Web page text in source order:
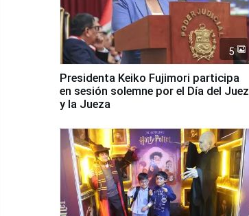
5
Presidenta Keiko Fujimori participa
en sesión solemne por el Día del Juez
y la Jueza